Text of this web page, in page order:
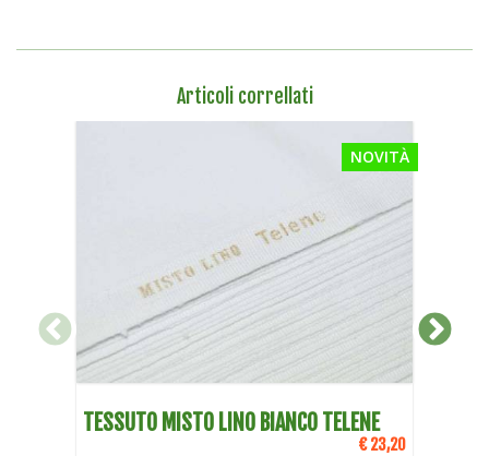
Articoli correllati
DETTAGLI
NOVITÀ
TESSUTO MISTO LINO BIANCO TELENE
€ 23,20